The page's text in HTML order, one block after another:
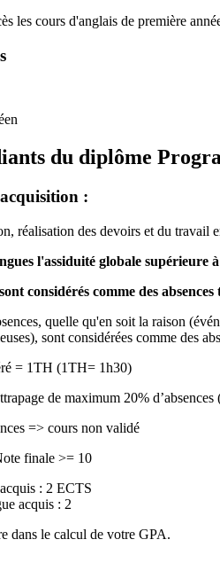
les cours d'anglais de première
du diplôme
:
réalisation des devoirs et du travail
l'assiduité globale supérieure
considérés comme des absences
quelle qu'en soit la raison
sont considérées comme des
= 1TH (1TH= 1h30)
de maximum 20%
=> cours non validé
finale >= 10
: 2 ECTS
acquis : 2
dans le calcul de votre GPA.